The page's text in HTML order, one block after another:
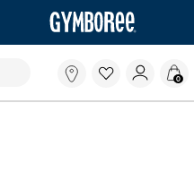
ci-dessous filtre les
Qu'est-
que
0